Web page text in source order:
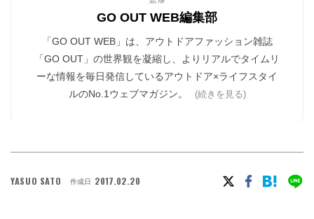
GO OUT WEB編集部
「GO OUT WEB」は、アウトドアファッション雑誌
「GO OUT」の世界観を凝縮し、よりリアルでタイムリ
ーな情報を毎日発信しているアウトドア×ライフスタイ
ルのNo.1ウェブマガジン。
(続きを見る)
YASUO SATO 作成日 2017.02.20